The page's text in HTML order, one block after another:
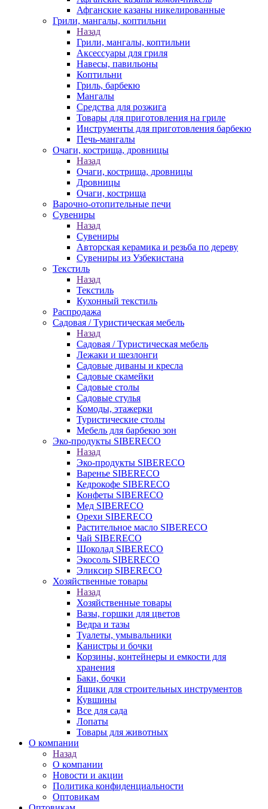
Афганские казаны никелированные
Грили, мангалы, коптильни
Назад
Грили, мангалы, коптильни
Аксессуары для гриля
Навесы, павильоны
Коптильни
Гриль, барбекю
Мангалы
Средства для розжига
Товары для приготовления на гриле
Инструменты для приготовления барбекю
Печь-мангалы
Очаги, кострища, дровницы
Назад
Очаги, кострища, дровницы
Дровницы
Очаги, кострища
Варочно-отопительные печи
Сувениры
Назад
Сувениры
Авторская керамика и резьба по дереву
Сувениры из Узбекистана
Текстиль
Назад
Текстиль
Кухонный текстиль
Распродажа
Садовая / Туристическая мебель
Назад
Садовая / Туристическая мебель
Лежаки и шезлонги
Садовые диваны и кресла
Садовые скамейки
Садовые столы
Садовые стулья
Комоды, этажерки
Туристические столы
Мебель для барбекю зон
Эко-продукты SIBERECO
Назад
Эко-продукты SIBERECO
Варенье SIBERECO
Кедрокофе SIBERECO
Конфеты SIBERECO
Мед SIBERECO
Орехи SIBERECO
Растительное масло SIBERECO
Чай SIBERECO
Шоколад SIBERECO
Экосоль SIBERECO
Эликсир SIBERECO
Хозяйственные товары
Назад
Хозяйственные товары
Вазы, горшки для цветов
Ведра и тазы
Туалеты, умывальники
Канистры и бочки
Корзины, контейнеры и емкости для
хранения
Баки, бочки
Ящики для строительных инструментов
Кувшины
Все для сада
Лопаты
Товары для животных
О компании
Назад
О компании
Новости и акции
Политика конфиденциальности
Оптовикам